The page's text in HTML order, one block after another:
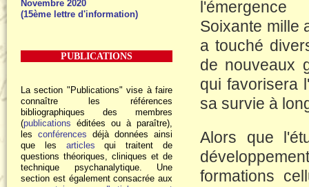
Novembre 2020
(15ème lettre d'information)
PUBLICATIONS
La section "Publications" vise à faire
connaître les références
bibliographiques des membres
(publications éditées ou à paraître),
les conférences déjà données ainsi
que les articles qui traitent de
questions théoriques, cliniques et de
technique psychanalytique. Une
section est également consacrée aux
Soixante mille
a touché
de nouveaux
qui favorisera
sa survie à
Alors que
formations